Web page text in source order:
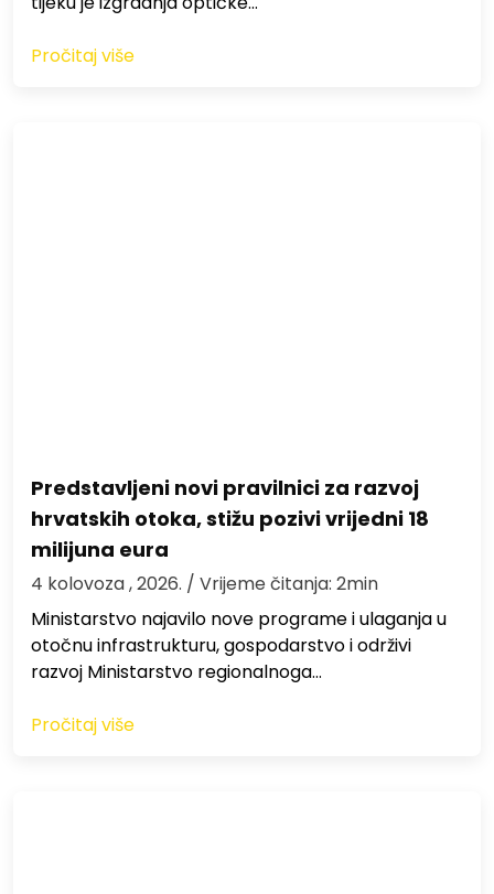
Pročitaj više
Predstavljeni novi pravilnici za razvoj
hrvatskih otoka, stižu pozivi vrijedni 18
milijuna eura
4 kolovoza , 2026. / Vrijeme čitanja: 2min
Ministarstvo najavilo nove programe i ulaganja u
otočnu infrastrukturu, gospodarstvo i održivi
razvoj Ministarstvo regionalnoga…
Pročitaj više